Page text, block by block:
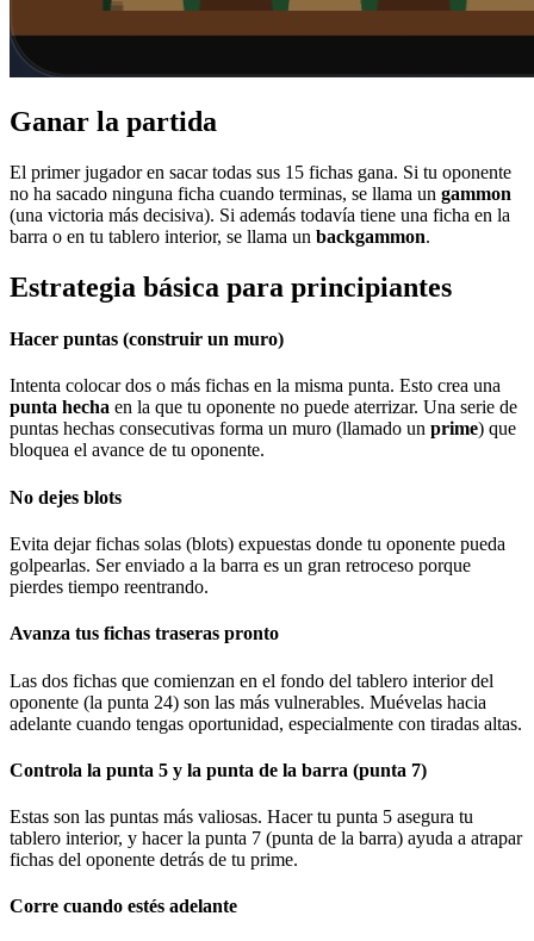
Ganar la partida
El primer jugador en sacar todas sus 15 fichas gana. Si tu oponente
no ha sacado ninguna ficha cuando terminas, se llama un gammon
(una victoria más decisiva). Si además todavía tiene una ficha en la
barra o en tu tablero interior, se llama un backgammon.
Estrategia básica para principiantes
Hacer puntas (construir un muro)
Intenta colocar dos o más fichas en la misma punta. Esto crea una
punta hecha en la que tu oponente no puede aterrizar. Una serie de
puntas hechas consecutivas forma un muro (llamado un prime) que
bloquea el avance de tu oponente.
No dejes blots
Evita dejar fichas solas (blots) expuestas donde tu oponente pueda
golpearlas. Ser enviado a la barra es un gran retroceso porque
pierdes tiempo reentrando.
Avanza tus fichas traseras pronto
Las dos fichas que comienzan en el fondo del tablero interior del
oponente (la punta 24) son las más vulnerables. Muévelas hacia
adelante cuando tengas oportunidad, especialmente con tiradas altas.
Controla la punta 5 y la punta de la barra (punta 7)
Estas son las puntas más valiosas. Hacer tu punta 5 asegura tu
tablero interior, y hacer la punta 7 (punta de la barra) ayuda a atrapar
fichas del oponente detrás de tu prime.
Corre cuando estés adelante